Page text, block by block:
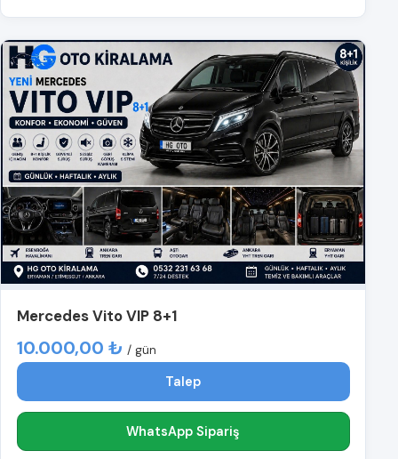
Mercedes Vito VIP 8+1
10.000,00 ₺ / gün
Talep
WhatsApp Sipariş